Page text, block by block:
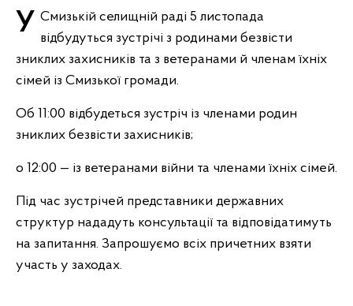
У Смизькій селищній раді 5 листопада відбудуться зустрічі з родинами безвісти
зниклих захисників та з ветеранами й членам їхніх
сімей із Смизької громади.
Об 11:00 відбудеться зустріч із членами родин
зниклих безвісти захисників;
о 12:00 — із ветеранами війни та членами їхніх сімей.
Під час зустрічей представники державних
структур нададуть консультації та відповідатимуть
на запитання. Запрошуємо всіх причетних взяти
участь у заходах.